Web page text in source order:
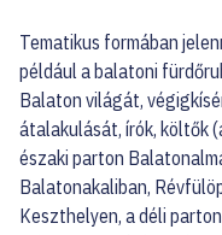
Tematikus formában
például a balatoni
Balaton világát,
átalakulását, írók, költők
északi parton
Balatonakaliban,
Keszthelyen, a déli